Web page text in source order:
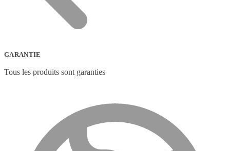
GARANTIE
Tous les produits sont garanties